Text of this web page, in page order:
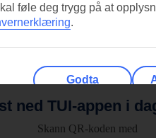
ned TUI-appen i
Skann QR-koden med
føle deg trygg på at
.
Godta